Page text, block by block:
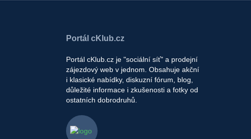
Portál cKlub.cz
Portál cKlub.cz je "sociální síť" a prodejní
zájezdový web v jednom. Obsahuje akční
i klasické nabídky, diskuzní fórum, blog,
důležité informace i zkušenosti a fotky od
ostatních dobrodruhů.